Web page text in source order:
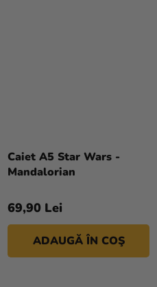
Caiet A5 Star Wars -
Mandalorian
69,90 Lei
ADAUGĂ ÎN COŞ